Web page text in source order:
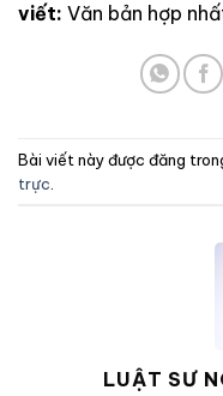
viết: Văn bản hợp
Bài viết này được đăng
trực
LUẬT SƯ